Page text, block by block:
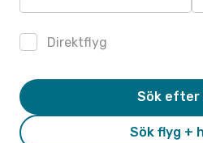
Direktflyg
Sök flyg +
Sök efter